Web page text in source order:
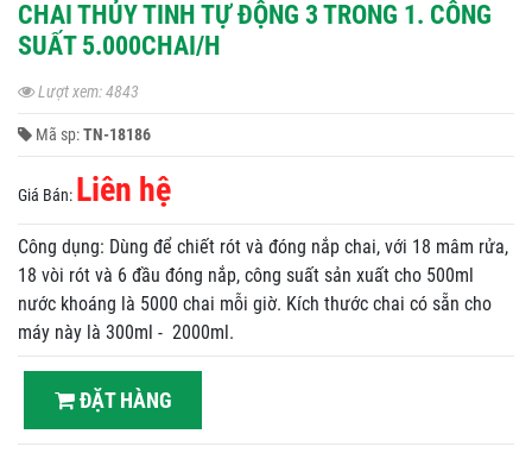
CHAI THỦY TINH TỰ ĐỘNG 3 TRONG 1. CÔNG
SUẤT 5.000CHAI/H
Lượt xem: 4843
Mã sp:TN-18186
Giá Bán: Liên hệ
Công dụng: Dùng để chiết rót và đóng nắp chai, với 18 mâm rửa,
18 vòi rót và 6 đầu đóng nắp, công suất sản xuất cho 500ml
nước khoáng là 5000 chai mỗi giờ. Kích thước chai có sẵn cho
máy này là 300ml - 2000ml.
ĐẶT HÀNG